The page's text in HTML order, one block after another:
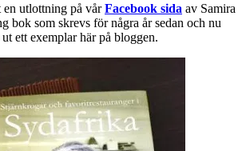
utlottning på vårFacebook sida av Samira
bok som skrevs för några år sedan och nu
ett exemplar här på bloggen.